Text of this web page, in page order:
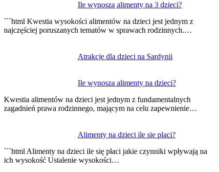
Ile wynoszą alimenty na 3 dzieci?
```html Kwestia wysokości alimentów na dzieci jest jednym z
najczęściej poruszanych tematów w sprawach rodzinnych.…
Atrakcje dla dzieci na Sardynii
Ile wynosza alimenty na dzieci?
Kwestia alimentów na dzieci jest jednym z fundamentalnych
zagadnień prawa rodzinnego, mającym na celu zapewnienie…
Alimenty na dzieci ile sie placi?
```html Alimenty na dzieci ile się płaci jakie czynniki wpływają na
ich wysokość Ustalenie wysokości…
wpisu